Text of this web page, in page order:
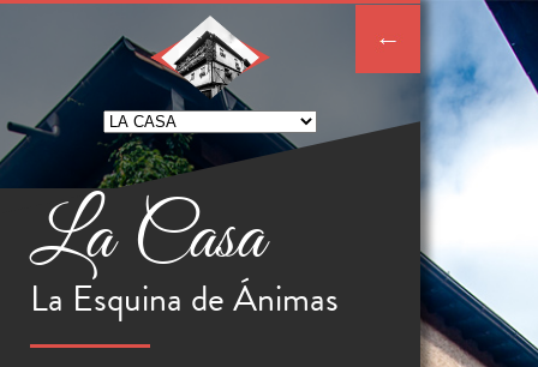
La Casa
La Esquina de Ánimas